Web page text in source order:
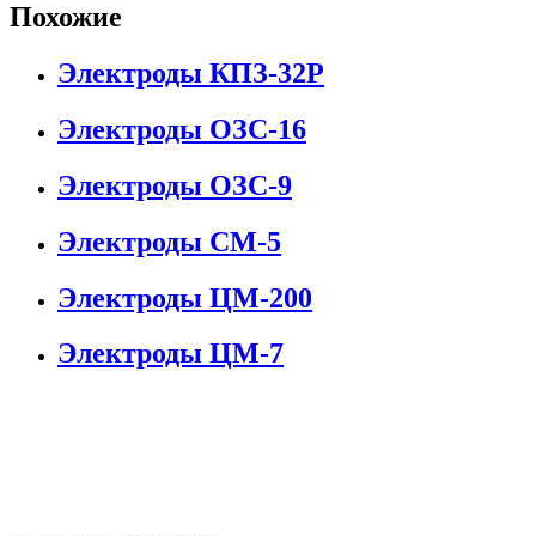
Похожие
Электроды КПЗ-32Р
Электроды ОЗС-16
Электроды ОЗС-9
Электроды СМ-5
Электроды ЦМ-200
Электроды ЦМ-7